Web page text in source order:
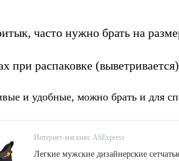
часто нужно брать на
при распаковке
и удобные, можно брать и для
Интернет-магазин: AliExpress
Легкие мужские дизайнерские